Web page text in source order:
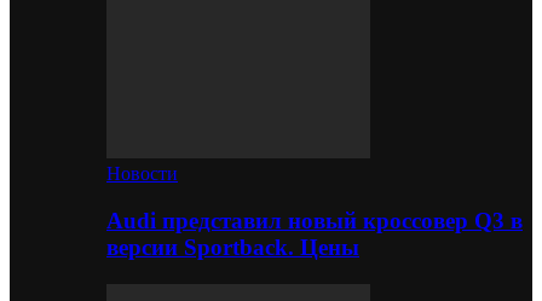
Новости
Audi представил новый кроссовер Q3 в
версии Sportback. Цены